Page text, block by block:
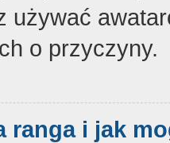
używać
o przyczyny.
ranga i jak